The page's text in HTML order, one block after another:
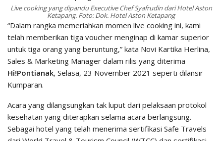
Live cooking yang dipandu Executive Chef Syafrudin dari Hotel Aston
Ketapang. Foto: Dok. Hotel Aston Ketapang
“Dalam rangka memeriahkan momen live cooking ini, kami
telah memberikan tiga voucher menginap di kamar superior
untuk tiga orang yang beruntung,” kata Novi Kartika Herlina,
Sales & Marketing Manager dalam rilis yang diterima
Hi!Pontianak, Selasa, 23 November 2021 seperti dilansir
Kumparan.
Acara yang dilangsungkan tak luput dari pelaksaan protokol
kesehatan yang diterapkan selama acara berlangsung.
Sebagai hotel yang telah menerima sertifikasi Safe Travels